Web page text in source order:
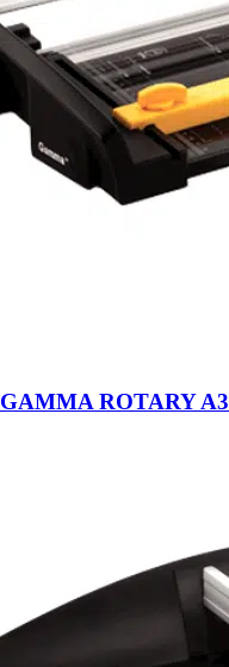
טרימר לחיתוך נייר GAMMA ROTARY A3